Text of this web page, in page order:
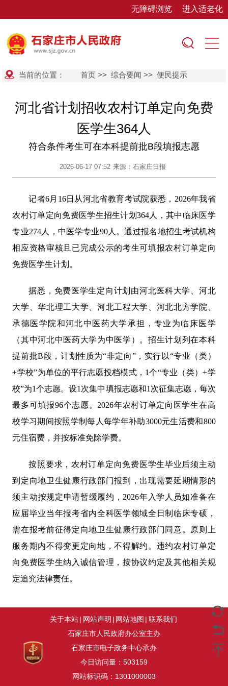
无障碍浏览 进入适老化
当前的位置： 首页 >>综合要闻 >>便民提示
河北省计划招收农村订单定向免费
医学生364人
符合条件考生可在本科提前批B段填报志愿
2026-06-17 07:52 来源：石家庄日报
记者6月16日从河北省教育考试院获悉，2026年我省
农村订单定向免费医学生招生计划364人，其中临床医学
专业274人，中医学专业90人。通过报名地招生考试机构
相应资格审核且已完成公示的考生可填报农村订单定向
免费医学生计划。
据悉，免费医学生定向计划由河北医科大学、河北
大学、华北理工大学、河北工程大学、河北北方学院、
承德医学院和河北中医药大学承担，专业为临床医学
（其中河北中医药大学为中医学）。招生计划列在本科
提前批B段，计划性质为“非定向”，实行以“专业（类）
+学校”为单位的平行志愿投档模式，1个“专业（类）+学
校”为1个志愿。设1次集中填报志愿和1次征集志愿，每次
最多可填报96个志愿。2026年农村订单定向医学生在高
校学习期间按照学制每人每学年补助3000元生活费和800
元住宿费，并按标准免除学费。
按照要求，农村订单定向免费医学生毕业后须主动
到定向地卫生健康行政部门报到，出现需要延期情形的
须主动按规定申请暂缓履约，2026年入学人员如准备在
应届毕业当年报考省内全科医学领域全日制临床专硕，
需在报考前征得定向地卫生健康行政部门同意。原则上
服务期内不得变更定向地，不得解约。违约农村订单定
向免费医学生纳入诚信管理，按协议约定及其他相关规
定追究法律责任。
关于本站| 网站声明 | 网站地图 | 联系我们
石家庄市人民政府办公室主办
石家庄市电子政务中心承办
今日访问量： 503159
网站标识码：1301000003